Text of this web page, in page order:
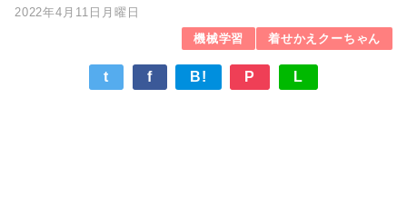
2022年4月11日月曜日
機械学習
着せかえクーちゃん
t f B! P L